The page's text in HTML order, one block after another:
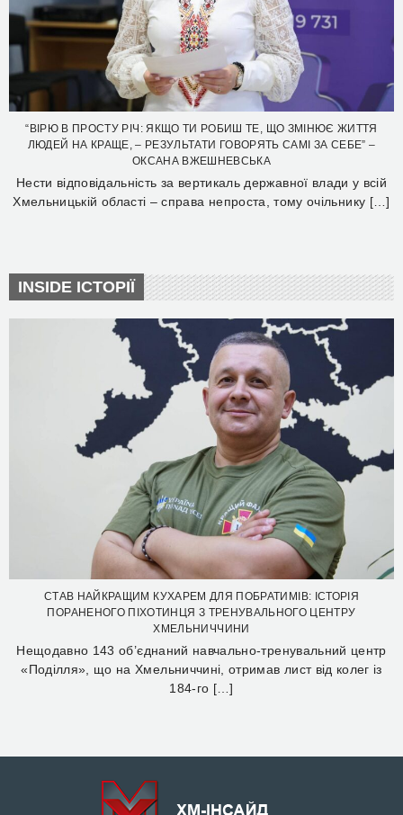
“ВІРЮ В ПРОСТУ РІЧ: ЯКЩО ТИ РОБИШ ТЕ, ЩО ЗМІНЮЄ ЖИТТЯ
ЛЮДЕЙ НА КРАЩЕ, – РЕЗУЛЬТАТИ ГОВОРЯТЬ САМІ ЗА СЕБЕ” –
ОКСАНА ВЖЕШНЕВСЬКА
Нести відповідальність за вертикаль державної влади у всій
Хмельницькій області – справа непроста, тому очільнику […]
INSIDE ІСТОРІЇ
СТАВ НАЙКРАЩИМ КУХАРЕМ ДЛЯ ПОБРАТИМІВ: ІСТОРІЯ
ПОРАНЕНОГО ПІХОТИНЦЯ З ТРЕНУВАЛЬНОГО ЦЕНТРУ
ХМЕЛЬНИЧЧИНИ
Нещодавно 143 об’єднаний навчально-тренувальний центр
«Поділля», що на Хмельниччині, отримав лист від колег із
184-го […]